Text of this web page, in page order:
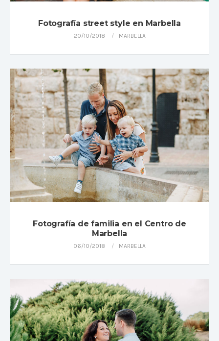
Fotografía street style en Marbella
20/10/2018 MARBELLA
Fotografía de familia en el Centro de
Marbella
06/10/2018 MARBELLA